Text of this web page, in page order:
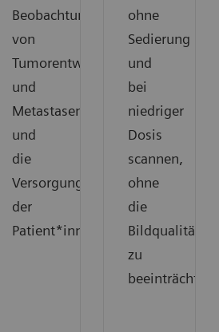
Beobachtung
von
Tumorentwicklung
und
Metastasen
und
die
Versorgung
der
Patient*innen.
ohne
Sedierung
und
bei
niedriger
Dosis
scannen,
ohne
die
Bildqualität
zu